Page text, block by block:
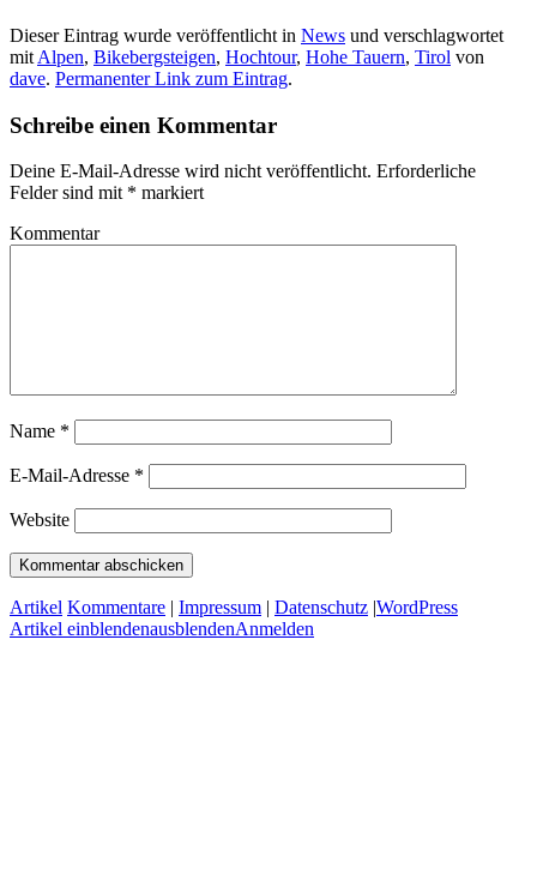
Dieser Eintrag wurde veröffentlicht in News und verschlagwortet
mit Alpen, Bikebergsteigen, Hochtour, Hohe Tauern, Tirol von
dave. Permanenter Link zum Eintrag.
Schreibe einen Kommentar
Deine E-Mail-Adresse wird nicht veröffentlicht. Erforderliche
Felder sind mit * markiert
Kommentar
Name *
E-Mail-Adresse *
Website
Artikel Kommentare | Impressum | Datenschutz |WordPress
Artikel einblendenausblendenAnmelden